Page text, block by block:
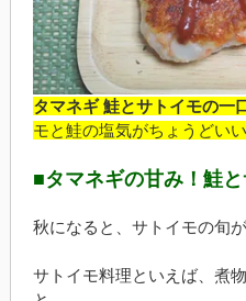
タマネギ 鮭とサトイモの一
モと鮭の塩気がちょうどいい
■タマネギの甘み！鮭
秋になると、サトイモの旬
サトイモ料理といえば、煮